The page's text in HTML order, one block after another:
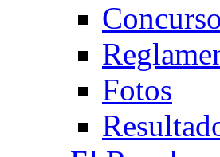
Fotos